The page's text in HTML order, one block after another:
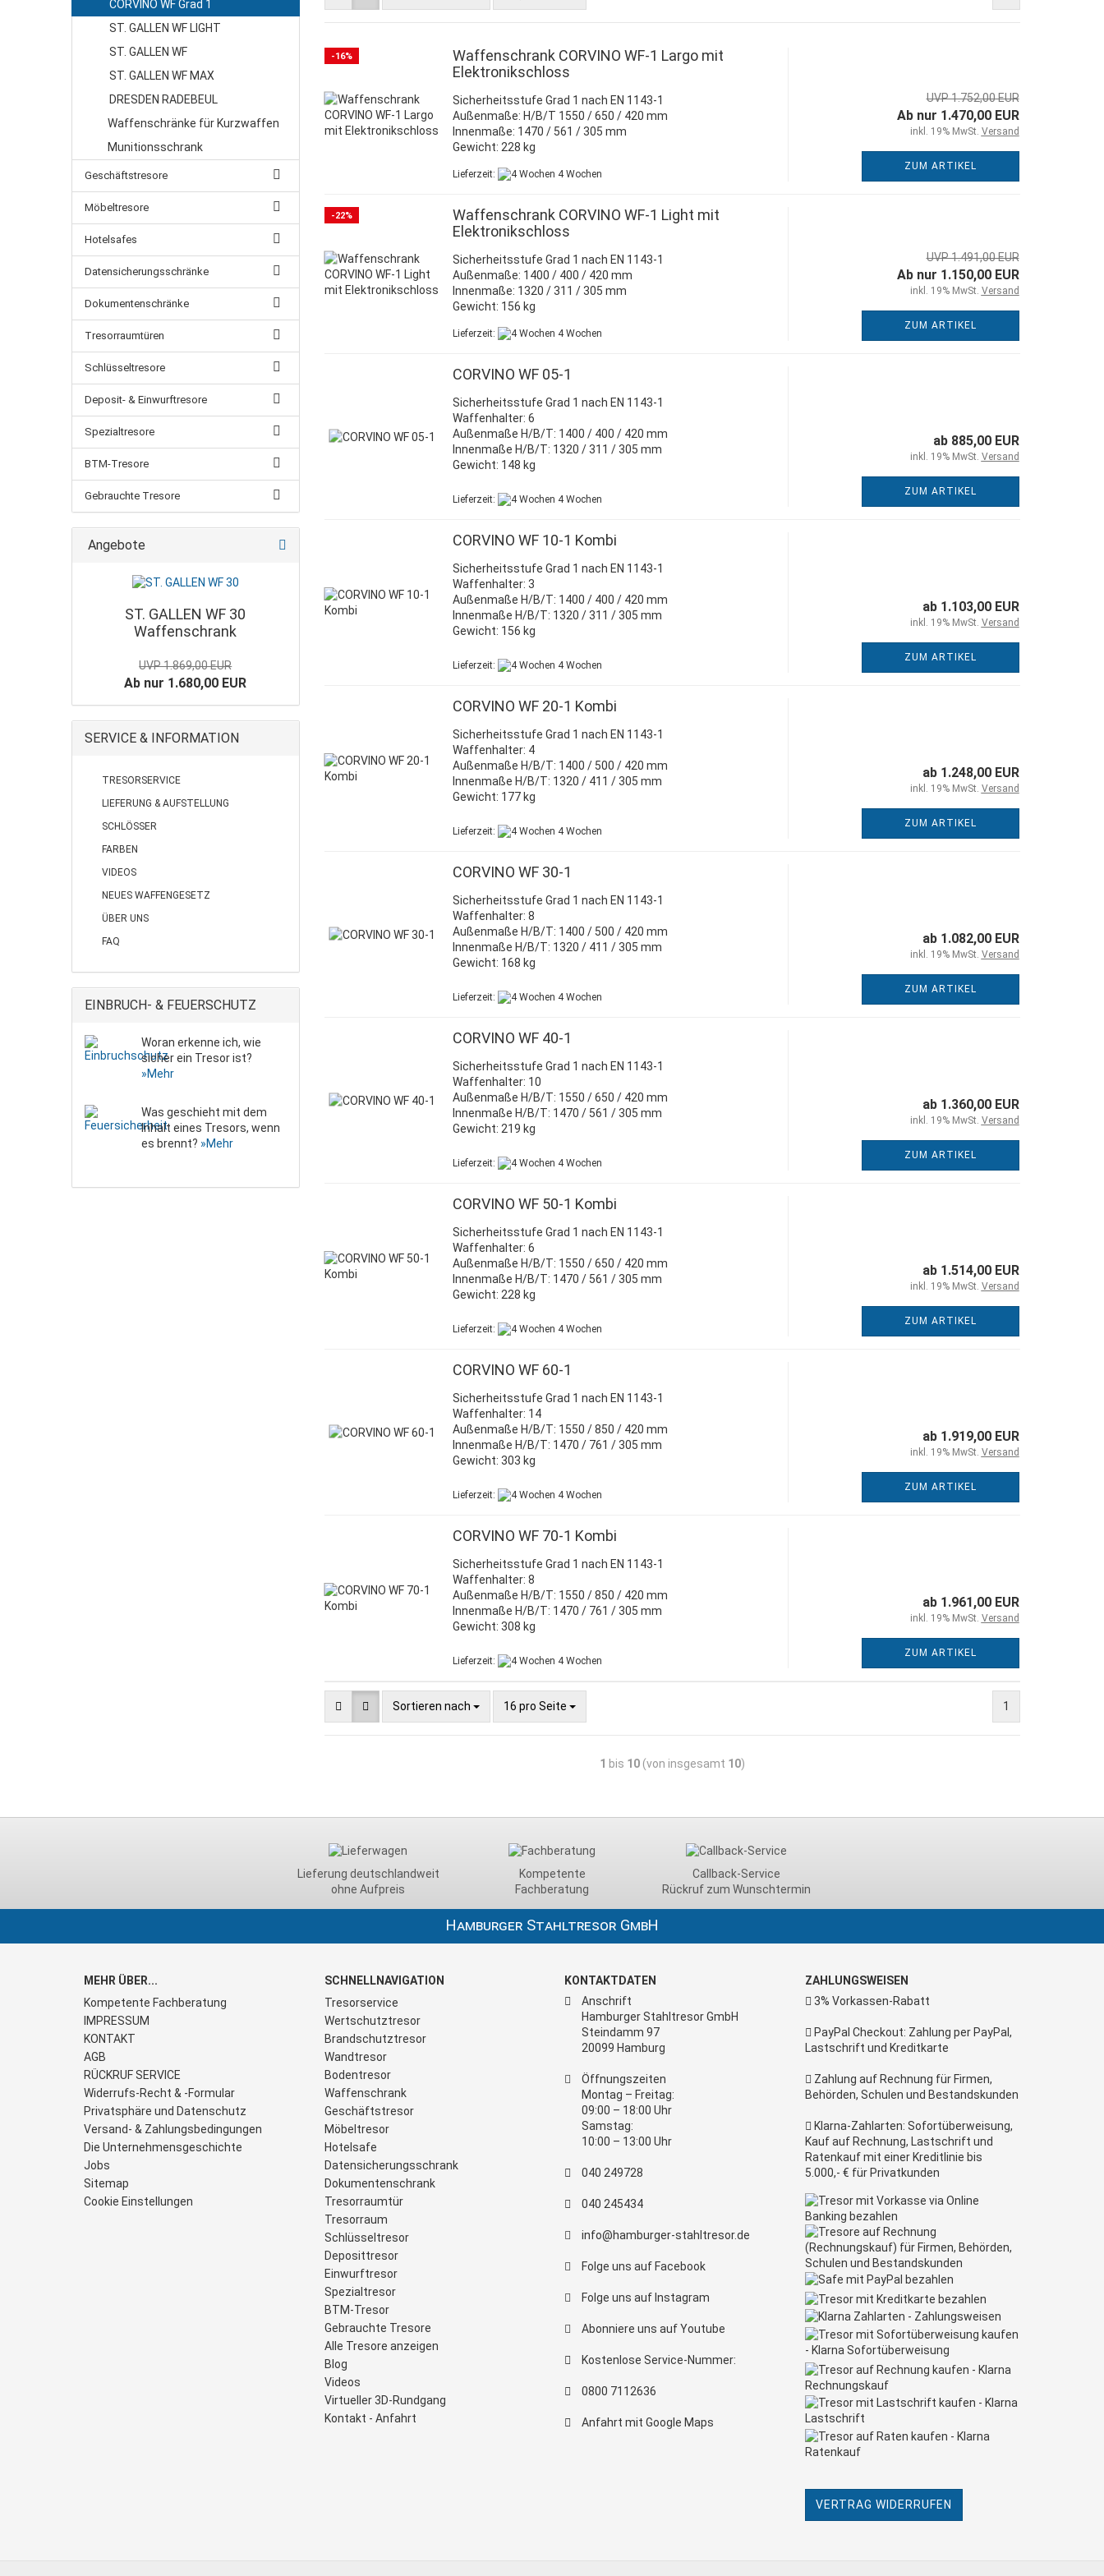
ARKONA
EUROGUARD SE 3 LFS 30
GENF
RUBIN PRO
HERCULES
ST. MORITZ
-16%
Waffenschrank CORVINO WF-1 Largo mit
Elektronikschloss
Sicherheitsstufe Grad 1 nach EN 1143-1
Außenmaße: H/B/T 1550 / 650 / 420 mm
Innenmaße: 1470 / 561 / 305 mm
Gewicht: 228 kg
Lieferzeit: 4 Wochen
UVP 1.752,00 EUR
Ab nur 1.470,00 EUR
inkl. 19% MwSt. Versand
ZUM ARTIKEL
-22%
Waffenschrank CORVINO WF-1 Light mit
Elektronikschloss
Sicherheitsstufe Grad 1 nach EN 1143-1
Außenmaße: 1400 / 400 / 420 mm
Innenmaße: 1320 / 311 / 305 mm
Gewicht: 156 kg
Lieferzeit: 4 Wochen
UVP 1.491,00 EUR
Ab nur 1.150,00 EUR
inkl. 19% MwSt. Versand
ZUM ARTIKEL
CORVINO WF 05-1
Sicherheitsstufe Grad 1 nach EN 1143-1
Waffenhalter: 6
Außenmaße H/B/T: 1400 / 400 / 420 mm
Innenmaße H/B/T: 1320 / 311 / 305 mm
Gewicht: 148 kg
Lieferzeit: 4 Wochen
ab 885,00 EUR
inkl. 19% MwSt. Versand
ZUM ARTIKEL
CORVINO WF 10-1 Kombi
Sicherheitsstufe Grad 1 nach EN 1143-1
Waffenhalter: 3
Außenmaße H/B/T: 1400 / 400 / 420 mm
Innenmaße H/B/T: 1320 / 311 / 305 mm
Gewicht: 156 kg
Lieferzeit: 4 Wochen
ab 1.103,00 EUR
inkl. 19% MwSt. Versand
ZUM ARTIKEL
CORVINO WF 20-1 Kombi
Sicherheitsstufe Grad 1 nach EN 1143-1
Waffenhalter: 4
Außenmaße H/B/T: 1400 / 500 / 420 mm
Innenmaße H/B/T: 1320 / 411 / 305 mm
Gewicht: 177 kg
Lieferzeit: 4 Wochen
ab 1.248,00 EUR
inkl. 19% MwSt. Versand
ZUM ARTIKEL
CORVINO WF 30-1
Sicherheitsstufe Grad 1 nach EN 1143-1
Waffenhalter: 8
Außenmaße H/B/T: 1400 / 500 / 420 mm
Innenmaße H/B/T: 1320 / 411 / 305 mm
Gewicht: 168 kg
Lieferzeit: 4 Wochen
ab 1.082,00 EUR
inkl. 19% MwSt. Versand
ZUM ARTIKEL
CORVINO WF 40-1
Sicherheitsstufe Grad 1 nach EN 1143-1
Waffenhalter: 10
Außenmaße H/B/T: 1550 / 650 / 420 mm
Innenmaße H/B/T: 1470 / 561 / 305 mm
Gewicht: 219 kg
Lieferzeit: 4 Wochen
ab 1.360,00 EUR
inkl. 19% MwSt. Versand
ZUM ARTIKEL
CORVINO WF 50-1 Kombi
Sicherheitsstufe Grad 1 nach EN 1143-1
Waffenhalter: 6
Außenmaße H/B/T: 1550 / 650 / 420 mm
Innenmaße H/B/T: 1470 / 561 / 305 mm
Gewicht: 228 kg
Lieferzeit: 4 Wochen
ab 1.514,00 EUR
inkl. 19% MwSt. Versand
ZUM ARTIKEL
CORVINO WF 60-1
Sicherheitsstufe Grad 1 nach EN 1143-1
Waffenhalter: 14
Außenmaße H/B/T: 1550 / 850 / 420 mm
Innenmaße H/B/T: 1470 / 761 / 305 mm
Gewicht: 303 kg
Lieferzeit: 4 Wochen
ab 1.919,00 EUR
inkl. 19% MwSt. Versand
ZUM ARTIKEL
CORVINO WF 70-1 Kombi
Sicherheitsstufe Grad 1 nach EN 1143-1
Waffenhalter: 8
Außenmaße H/B/T: 1550 / 850 / 420 mm
Innenmaße H/B/T: 1470 / 761 / 305 mm
Gewicht: 308 kg
Lieferzeit: 4 Wochen
ab 1.961,00 EUR
inkl. 19% MwSt. Versand
ZUM ARTIKEL
Sortieren nach 16 pro Seite 1
1 bis 10(von insgesamt 10)
CORVINO WF Grad 1
ST. GALLEN WF LIGHT
ST. GALLEN WF
ST. GALLEN WF MAX
DRESDEN RADEBEUL
Waffenschränke für Kurzwaffen
Munitionsschrank
Geschäftstresore
Möbeltresore
Hotelsafes
Datensicherungsschränke
Dokumentenschränke
Tresorraumtüren
Schlüsseltresore
Deposit- & Einwurftresore
Spezialtresore
BTM-Tresore
Gebrauchte Tresore
Angebote
ST. GALLEN WF 30
Waffenschrank
UVP 1.869,00 EUR
Ab nur 1.680,00 EUR
SERVICE & INFORMATION
TRESORSERVICE
LIEFERUNG & AUFSTELLUNG
SCHLÖSSER
FARBEN
VIDEOS
NEUES WAFFENGESETZ
ÜBER UNS
FAQ
EINBRUCH- & FEUERSCHUTZ
Woran erkenne ich, wie
sicher ein Tresor ist?
»Mehr
Was geschieht mit dem
Inhalt eines Tresors, wenn
es brennt? »Mehr
Lieferung deutschlandweit
ohne Aufpreis
Kompetente
Fachberatung
Callback-Service
Rückruf zum Wunschtermin
Hamburger Stahltresor GmbH
MEHR ÜBER...
Kompetente Fachberatung
IMPRESSUM
KONTAKT
AGB
RÜCKRUF SERVICE
Widerrufs-Recht & -Formular
Privatsphäre und Datenschutz
Versand- & Zahlungsbedingungen
Die Unternehmensgeschichte
Jobs
Sitemap
Cookie Einstellungen
SCHNELLNAVIGATION
Tresorservice
Wertschutztresor
Brandschutztresor
Wandtresor
Bodentresor
Waffenschrank
Geschäftstresor
Möbeltresor
Hotelsafe
Datensicherungsschrank
Dokumentenschrank
Tresorraumtür
Tresorraum
Schlüsseltresor
Deposittresor
Einwurftresor
Spezialtresor
BTM-Tresor
Gebrauchte Tresore
Alle Tresore anzeigen
Blog
Videos
Virtueller 3D-Rundgang
Kontakt - Anfahrt
KONTAKTDATEN
Anschrift
Hamburger Stahltresor GmbH
Steindamm 97
20099 Hamburg
Öffnungszeiten
Montag – Freitag:
09:00 – 18:00 Uhr
Samstag:
10:00 – 13:00 Uhr
040 249728
040 245434
info@hamburger-stahltresor.de
Folge uns auf Facebook
Folge uns auf Instagram
Abonniere uns auf Youtube
Kostenlose Service-Nummer:
0800 7112636
Anfahrt mit Google Maps
ZAHLUNGSWEISEN
3% Vorkassen-Rabatt
PayPal Checkout: Zahlung per PayPal,
Lastschrift und Kreditkarte
Zahlung auf Rechnung für Firmen,
Behörden, Schulen und Bestandskunden
Klarna-Zahlarten: Sofortüberweisung,
Kauf auf Rechnung, Lastschrift und
Ratenkauf mit einer Kreditlinie bis
5.000,- € für Privatkunden
VERTRAG WIDERRUFEN